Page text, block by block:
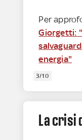
Per
Giorgetti:
energia"
3/10
La crisi